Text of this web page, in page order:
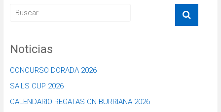
Noticias
CONCURSO DORADA 2026
SAILS CUP 2026
CALENDARIO REGATAS CN BURRIANA 2026